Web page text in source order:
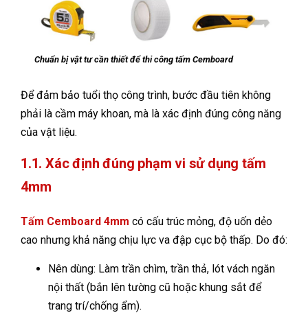
Chuẩn bị vật tư cần thiết để thi công tấm Cemboard
Để đảm bảo tuổi thọ công trình, bước đầu tiên không
phải là cầm máy khoan, mà là xác định đúng công năng
của vật liệu.
1.1. Xác định đúng phạm vi sử dụng tấm
4mm
Tấm Cemboard 4mm có cấu trúc mỏng, độ uốn dẻo
cao nhưng khả năng chịu lực va đập cục bộ thấp. Do đó:
Nên dùng: Làm trần chìm, trần thả, lót vách ngăn
nội thất (bắn lên tường cũ hoặc khung sắt để
trang trí/chống ẩm).